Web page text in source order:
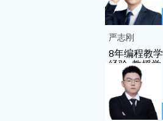
严志刚
8年编程教学
经验, 教授学
生累计上千